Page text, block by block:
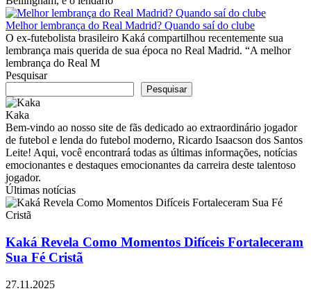
Melhor lembrança do Real Madrid? Quando saí do clube
O ex-futebolista brasileiro Kaká compartilhou recentemente sua
lembrança mais querida de sua época no Real Madrid. “A melhor
lembrança do Real M
Pesquisar
Pesquisar
Kaka
Bem-vindo ao nosso site de fãs dedicado ao extraordinário jogador
de futebol e lenda do futebol moderno, Ricardo Isaacson dos Santos
Leite! Aqui, você encontrará todas as últimas informações, notícias
emocionantes e destaques emocionantes da carreira deste talentoso
jogador.
Últimas notícias
Kaká Revela Como Momentos Difíceis Fortaleceram
Sua Fé Cristã
27.11.2025